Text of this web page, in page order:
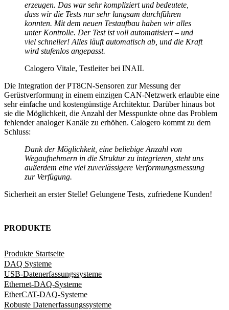
erzeugen. Das war sehr kompliziert und bedeutete,
dass wir die Tests nur sehr langsam durchführen
konnten. Mit dem neuen Testaufbau haben wir alles
unter Kontrolle. Der Test ist voll automatisiert – und
viel schneller! Alles läuft automatisch ab, und die Kraft
wird stufenlos angepasst.
Calogero Vitale, Testleiter bei INAIL
Die Integration der PT8CN-Sensoren zur Messung der
Gerüstverformung in einem einzigen CAN-Netzwerk erlaubte eine
sehr einfache und kostengünstige Architektur. Darüber hinaus bot
sie die Möglichkeit, die Anzahl der Messpunkte ohne das Problem
fehlender analoger Kanäle zu erhöhen. Calogero kommt zu dem
Schluss:
Dank der Möglichkeit, eine beliebige Anzahl von
Wegaufnehmern in die Struktur zu integrieren, steht uns
außerdem eine viel zuverlässigere Verformungsmessung
zur Verfügung.
Sicherheit an erster Stelle! Gelungene Tests, zufriedene Kunden!
PRODUKTE
Produkte Startseite
DAQ Systeme
USB-Datenerfassungssysteme
Ethernet-DAQ-Systeme
EtherCAT-DAQ-Systeme
Robuste Datenerfassungssysteme